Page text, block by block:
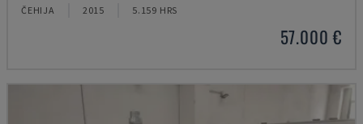
ČEHIJA 2015 5.159 HRS
57.000 €